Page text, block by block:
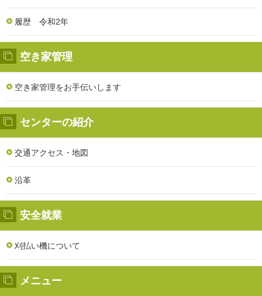
履歴 令和2年
空き家管理
空き家管理をお手伝いします
センターの紹介
交通アクセス・地図
沿革
安全就業
刈払い機について
メニュー